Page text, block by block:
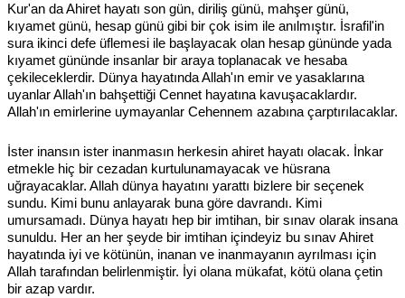
Kur'an da Ahiret hayatı son gün, diriliş günü, mahşer günü,
kıyamet günü, hesap günü gibi bir çok isim ile anılmıştır. İsrafil'in
sura ikinci defe üflemesi ile başlayacak olan hesap gününde yada
kıyamet gününde insanlar bir araya toplanacak ve hesaba
çekileceklerdir. Dünya hayatında Allah'ın emir ve yasaklarına
uyanlar Allah'ın bahşettiği Cennet hayatına kavuşacaklardır.
Allah'ın emirlerine uymayanlar Cehennem azabına çarptırılacaklar.
İster inansın ister inanmasın herkesin ahiret hayatı olacak. İnkar
etmekle hiç bir cezadan kurtulunamayacak ve hüsrana
uğrayacaklar. Allah dünya hayatını yarattı bizlere bir seçenek
sundu. Kimi bunu anlayarak buna göre davrandı. Kimi
umursamadı. Dünya hayatı hep bir imtihan, bir sınav olarak insana
sunuldu. Her an her şeyde bir imtihan içindeyiz bu sınav Ahiret
hayatında iyi ve kötünün, inanan ve inanmayanın ayrılması için
Allah tarafından belirlenmiştir. İyi olana mükafat, kötü olana çetin
bir azap vardır.